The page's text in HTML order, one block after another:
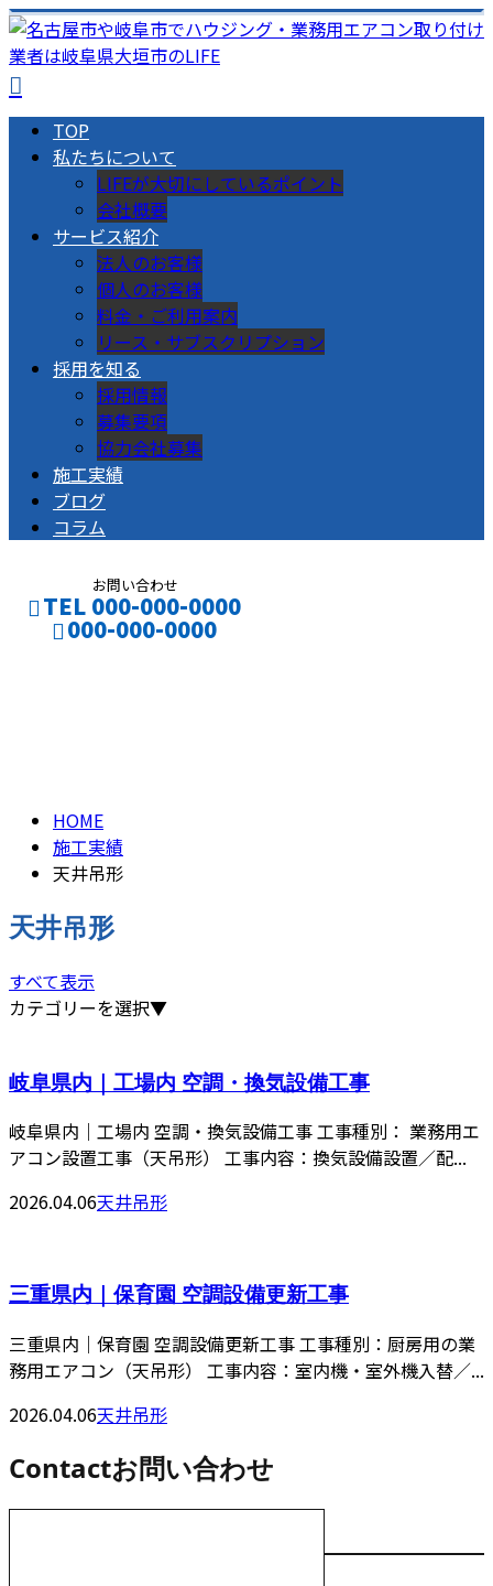
TOP
私たちについて
LIFEが大切にしているポイント
会社概要
サービス紹介
法人のお客様
個人のお客様
料金・ご利用案内
リース・サブスクリプション
採用を知る
採用情報
募集要項
協力会社募集
施工実績
ブログ
コラム
お問い合わせ
TEL 000-000-0000
000-000-0000
HOME
施工実績
天井吊形
天井吊形
すべて表示
カテゴリーを選択▼
岐阜県内｜工場内 空調・換気設備工事
岐阜県内｜工場内 空調・換気設備工事 工事種別： 業務用エ
アコン設置工事（天吊形） 工事内容：換気設備設置／配...
2026.04.06天井吊形
三重県内｜保育園 空調設備更新工事
三重県内｜保育園 空調設備更新工事 工事種別：厨房用の業
務用エアコン（天吊形） 工事内容：室内機・室外機入替／...
2026.04.06天井吊形
Contactお問い合わせ